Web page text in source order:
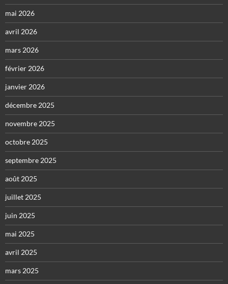
mai 2026
avril 2026
mars 2026
février 2026
janvier 2026
décembre 2025
novembre 2025
octobre 2025
septembre 2025
août 2025
juillet 2025
juin 2025
mai 2025
avril 2025
mars 2025